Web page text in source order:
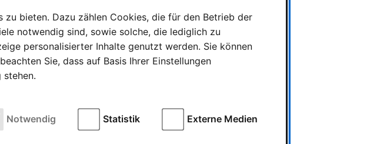
des
des Pokémon-
| Thomas
bieten. Dazu zählen Cookies, die für den Betrieb der
notwendig sind, sowie solche, die lediglich zu
personalisierter Inhalte genutzt werden. Sie können
Sie, dass auf Basis Ihrer Einstellungen
Notwendig Statistik Externe Medien